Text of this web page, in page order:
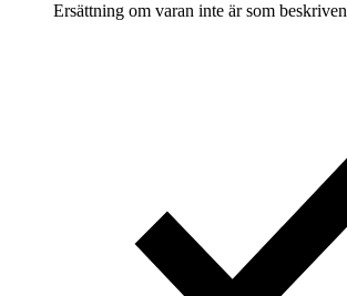
Ersättning om varan inte är som beskriven